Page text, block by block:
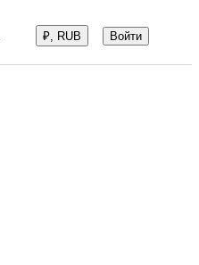
₽, RUB Войти